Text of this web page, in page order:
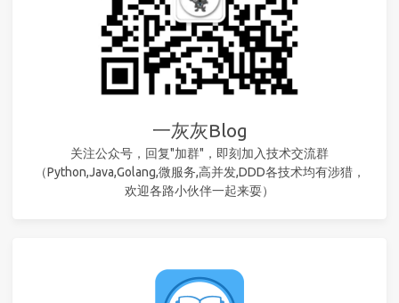
一灰灰Blog
关注公众号，回复"加群"，即刻加入技术交流群
（Python,Java,Golang,微服务,高并发,DDD各技术均有涉猎，
欢迎各路小伙伴一起来耍）